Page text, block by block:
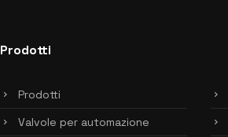
Prodotti
Prodotti
Valvole per automazione